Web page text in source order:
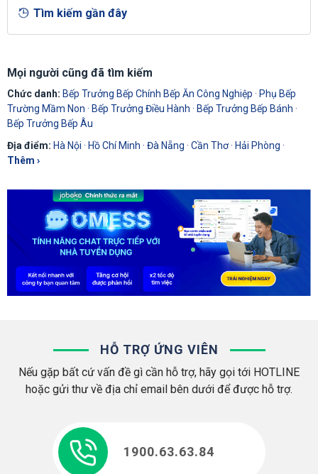
Tìm kiếm gần đây
Mọi người cũng đã tìm kiếm
Chức danh: Bếp Trưởng Bếp Chính Bếp Ăn Công Nghiệp · Phụ Bếp
Trường Mầm Non · Bếp Trưởng Điều Hành · Bếp Trưởng Bếp Bánh ·
Bếp Trưởng Bếp Âu
Địa điểm: Hà Nội · Hồ Chí Minh · Đà Nẵng · Cần Thơ· Hải Phòng ·
Thêm ›
HỖ TRỢ ỨNG VIÊN
Nếu gặp bất cứ vấn đề gì cần hỗ trợ, hãy gọi tới HOTLINE
hoặc gửi thư về địa chỉ email bên dưới để được hỗ trợ.
1900.63.63.84